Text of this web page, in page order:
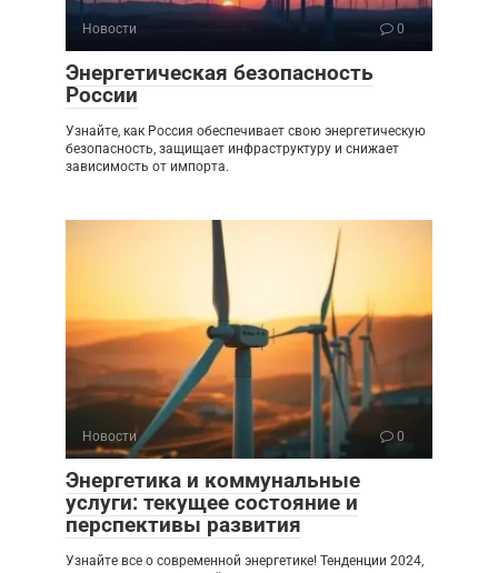
Новости 0
Энергетическая безопасность
России
Узнайте, как Россия обеспечивает свою энергетическую
безопасность, защищает инфраструктуру и снижает
зависимость от импорта.
Новости 0
Энергетика и коммунальные
услуги: текущее состояние и
перспективы развития
Узнайте все о современной энергетике! Тенденции 2024,